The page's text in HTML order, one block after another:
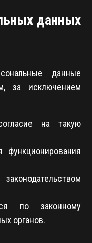
данных
данные
за исключением
на такую
функционирования
по законному
органов.